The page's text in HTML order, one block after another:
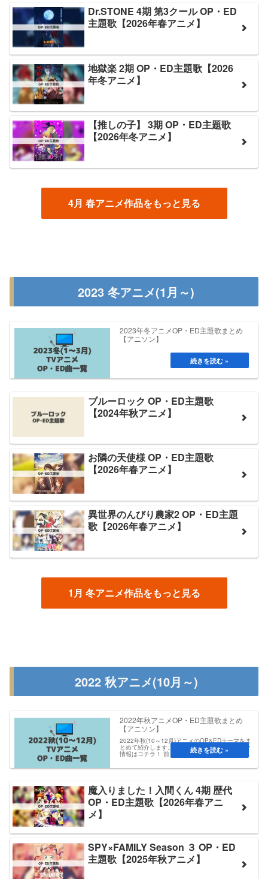
Dr.STONE 4期 第3クール OP・ED
主題歌【2026年春アニメ】
地獄楽 2期 OP・ED主題歌【2026
年冬アニメ】
【推しの子】 3期 OP・ED主題歌
【2026年冬アニメ】
4月 春アニメ作品をもっと見る
2023 冬アニメ(1月～)
2023年冬アニメOP・ED主題歌まとめ
【アニソン】
ブルーロック OP・ED主題歌
【2024年秋アニメ】
お隣の天使様 OP・ED主題歌
【2026年春アニメ】
異世界のんびり農家2 OP・ED主題
歌【2026年春アニメ】
1月 冬アニメ作品をもっと見る
2022 秋アニメ(10月～)
2022年秋アニメOP・ED主題歌まとめ
【アニソン】
2022年秋(10～12月)アニメのOP&EDテーマをま
とめて紹介します。前・次クールOP＆EDテーマ
情報はコチラ！ 前クール：7月夏アニメのまとめ
次クール：1月冬アニメまとめアキバ冥途戦争
OP：メイド大回転 / とんとことんス...
魔入りました！入間くん 4期 歴代
OP・ED主題歌【2026年春アニ
メ】
SPY×FAMILY Season ３ OP・ED
主題歌【2025年秋アニメ】